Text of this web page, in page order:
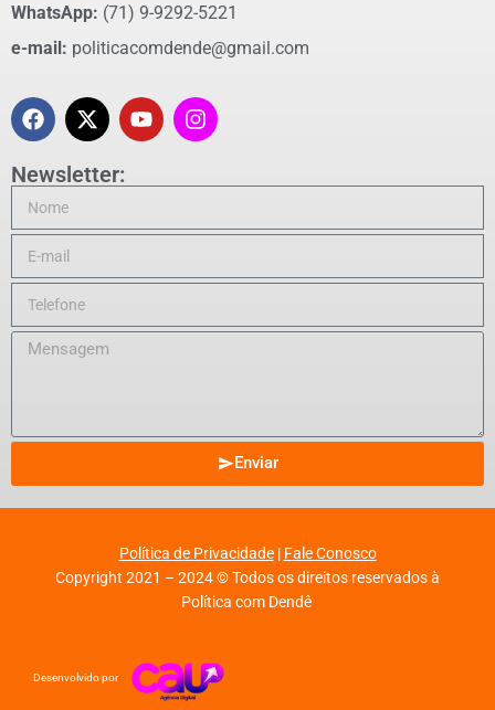
WhatsApp: (71) 9-9292-5221
e-mail: politicacomdende@gmail.com
Newsletter:
Enviar
Política de Privacidade| Fale Conosco
Copyright 2021 – 2024 © Todos os direitos reservados à
Política com Dendê
Desenvolvido por